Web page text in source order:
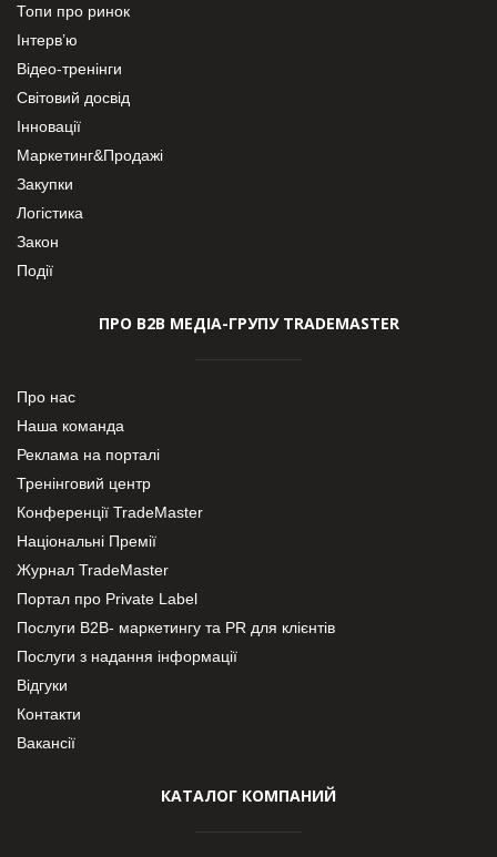
Топи про ринок
Інтерв’ю
Відео-тренінги
Світовий досвід
Інновації
Маркетинг&Продажі
Закупки
Логістика
Закон
Події
ПРО В2В МЕДІА-ГРУПУ TRADEMASTER
Про нас
Наша команда
Реклама на порталі
Тренінговий центр
Конференції TradeMaster
Національні Премії
Журнал TradeMaster
Портал про Private Label
Послуги В2В- маркетингу та PR для клієнтів
Послуги з надання інформації
Відгуки
Контакти
Вакансії
КАТАЛОГ КОМПАНИЙ